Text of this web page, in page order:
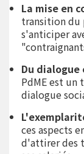
La mise en
transition du
s'anticiper
Du
PdME est
dialogue
ces aspects
d'attirer des